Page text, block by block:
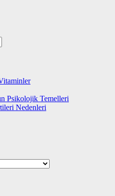
Psikolojik Temelleri
Nedenleri